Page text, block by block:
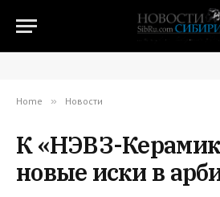
Home » Новости
К «НЭВЗ-
новые иски в